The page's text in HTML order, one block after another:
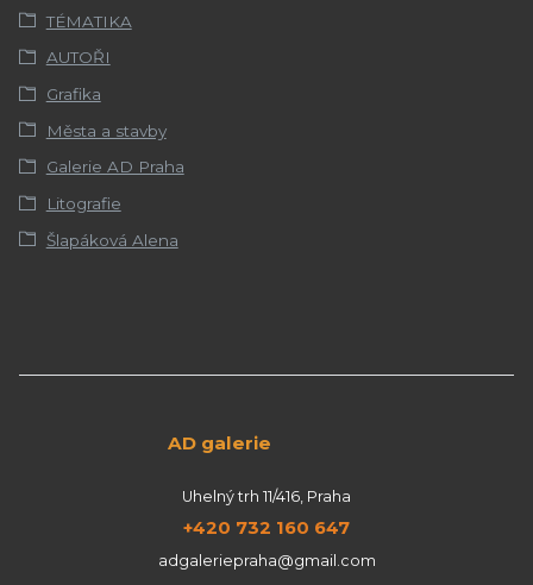
TÉMATIKA
AUTOŘI
Grafika
Města a stavby
Galerie AD Praha
Litografie
Šlapáková Alena
AD galerie
Uhelný trh 11/416, Praha
+420 732 160 647
adgaleriepraha@gmail.com